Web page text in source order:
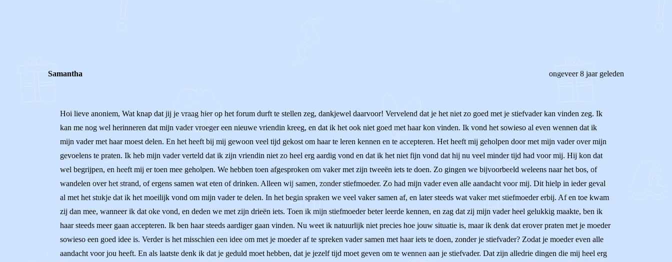
Samantha ongeveer 8 jaar geleden
Hoi lieve anoniem, Wat knap dat jij je vraag hier op het forum durft te stellen zeg, dankjewel daarvoor! Vervelend dat je het niet zo goed met je stiefvader kan vinden zeg. Ik
kan me nog wel herinneren dat mijn vader vroeger een nieuwe vriendin kreeg, en dat ik het ook niet goed met haar kon vinden. Ik vond het sowieso al even wennen dat ik
mijn vader met haar moest delen. En het heeft bij mij gewoon veel tijd gekost om haar te leren kennen en te accepteren. Het heeft mij geholpen door met mijn vader over mijn
gevoelens te praten. Ik heb mijn vader verteld dat ik zijn vriendin niet zo heel erg aardig vond en dat ik het niet fijn vond dat hij nu veel minder tijd had voor mij. Hij kon dat
wel begrijpen, en heeft mij er toen mee geholpen. We hebben toen afgesproken om vaker met zijn tweeën iets te doen. Zo gingen we bijvoorbeeld weleens naar het bos, of
wandelen over het strand, of ergens samen wat eten of drinken. Alleen wij samen, zonder stiefmoeder. Zo had mijn vader even alle aandacht voor mij. Dit hielp in ieder geval
al met het stukje dat ik het moeilijk vond om mijn vader te delen. In het begin spraken we veel vaker samen af, en later steeds wat vaker met stiefmoeder erbij. Af en toe kwam
zij dan mee, wanneer ik dat oke vond, en deden we met zijn drieën iets. Toen ik mijn stiefmoeder beter leerde kennen, en zag dat zij mijn vader heel gelukkig maakte, ben ik
haar steeds meer gaan accepteren. Ik ben haar steeds aardiger gaan vinden. Nu weet ik natuurlijk niet precies hoe jouw situatie is, maar ik denk dat erover praten met je moeder
sowieso een goed idee is. Verder is het misschien een idee om met je moeder af te spreken vader samen met haar iets te doen, zonder je stiefvader? Zodat je moeder even alle
aandacht voor jou heeft. En als laatste denk ik dat je geduld moet hebben, dat je jezelf tijd moet geven om te wennen aan je stiefvader. Dat zijn alledrie dingen die mij heel erg